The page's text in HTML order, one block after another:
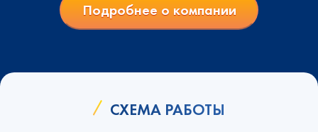
Подробнее о компании
СХЕМА РАБОТЫ